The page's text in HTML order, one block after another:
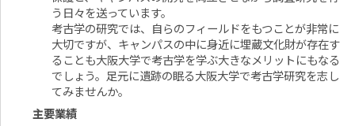
う日々を送っています。
考古学の研究では、自らのフィールドをもつことが非常に
大切ですが、キャンパスの中に身近に埋蔵文化財が存在す
ることも大阪大学で考古学を学ぶ大きなメリットにもなる
でしょう。足元に遺跡の眠る大阪大学で考古学研究を志し
てみませんか。
主要業績